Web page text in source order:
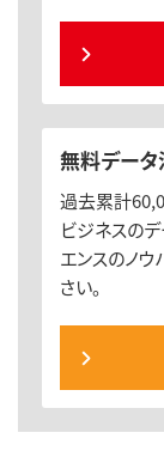
無料デー
過去累計
ビジネスの
エンスのノ
さい。